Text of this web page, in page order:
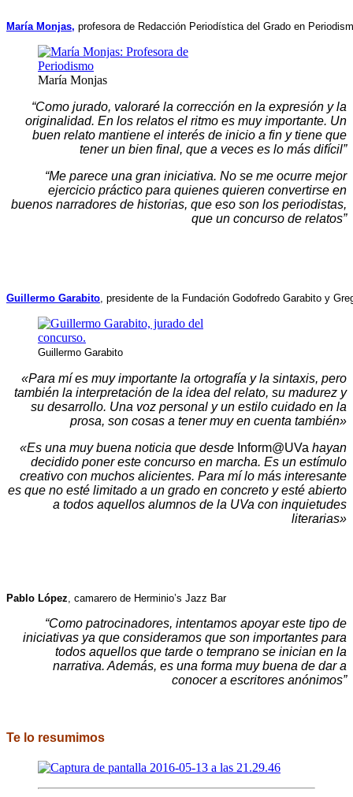
María Monjas, profesora de Redacción Periodística del Grado en
María Monjas
“Como jurado, valoraré la corrección en la expresión y la
originalidad. En los relatos el ritmo es muy importante. Un
buen relato mantiene el interés de inicio a fin y tiene que
tener un bien final, que a veces es lo más difícil”
“Me parece una gran iniciativa. No se me ocurre mejor
ejercicio práctico para quienes quieren convertirse en
buenos narradores de historias, que eso son los periodistas,
que un concurso de relatos”
Guillermo Garabito , presidente de la Fundación Godofredo Garabito y
Guillermo Garabito
«Para mí es muy importante la ortografía y la sintaxis, pero
también la interpretación de la idea del relato, su madurez y
su desarrollo. Una voz personal y un estilo cuidado en la
prosa, son cosas a tener muy en cuenta también»
«Es una muy buena noticia que desde Inform@UVa hayan
decidido poner este concurso en marcha. Es un estímulo
creativo con muchos alicientes. Para mí lo más interesante
es que no esté limitado a un grado en concreto y esté abierto
a todos aquellos alumnos de la UVa con inquietudes
literarias»
Pablo López , camarero de Herminio’s Jazz Bar
“Como patrocinadores, intentamos apoyar este tipo de
iniciativas ya que consideramos que son importantes para
todos aquellos que tarde o temprano se inician en la
narrativa. Además, es una forma muy buena de dar a
conocer a escritores anónimos”
Te lo resumimos